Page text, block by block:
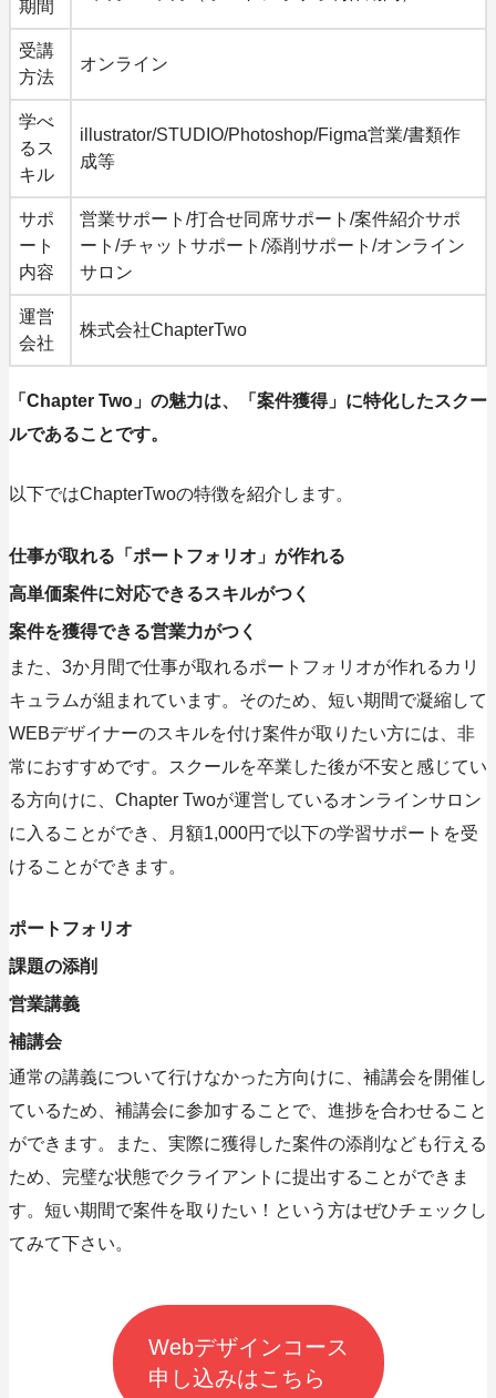
期間
受講
方法
オンライン
学べ
るス
キル
illustrator/STUDIO/Photoshop/Figma営業/書類作
成等
サポ
ート
内容
営業サポート/打合せ同席サポート/案件紹介サポ
ート/チャットサポート/添削サポート/オンライン
サロン
運営
会社
株式会社ChapterTwo
「Chapter Two」の魅力は、「案件獲得」に特化したスクー
ルであることです。
以下ではChapterTwoの特徴を紹介します。
仕事が取れる「ポートフォリオ」が作れる
高単価案件に対応できるスキルがつく
案件を獲得できる営業力がつく
また、3か月間で仕事が取れるポートフォリオが作れるカリ
キュラムが組まれています。そのため、短い期間で凝縮して
WEBデザイナーのスキルを付け案件が取りたい方には、非
常におすすめです。スクールを卒業した後が不安と感じてい
る方向けに、Chapter Twoが運営しているオンラインサロン
に入ることができ、月額1,000円で以下の学習サポートを受
けることができます。
ポートフォリオ
課題の添削
営業講義
補講会
通常の講義について行けなかった方向けに、補講会を開催し
ているため、補講会に参加することで、進捗を合わせること
ができます。また、実際に獲得した案件の添削なども行える
ため、完璧な状態でクライアントに提出することができま
す。短い期間で案件を取りたい！という方はぜひチェックし
てみて下さい。
Webデザインコース
申し込みはこちら